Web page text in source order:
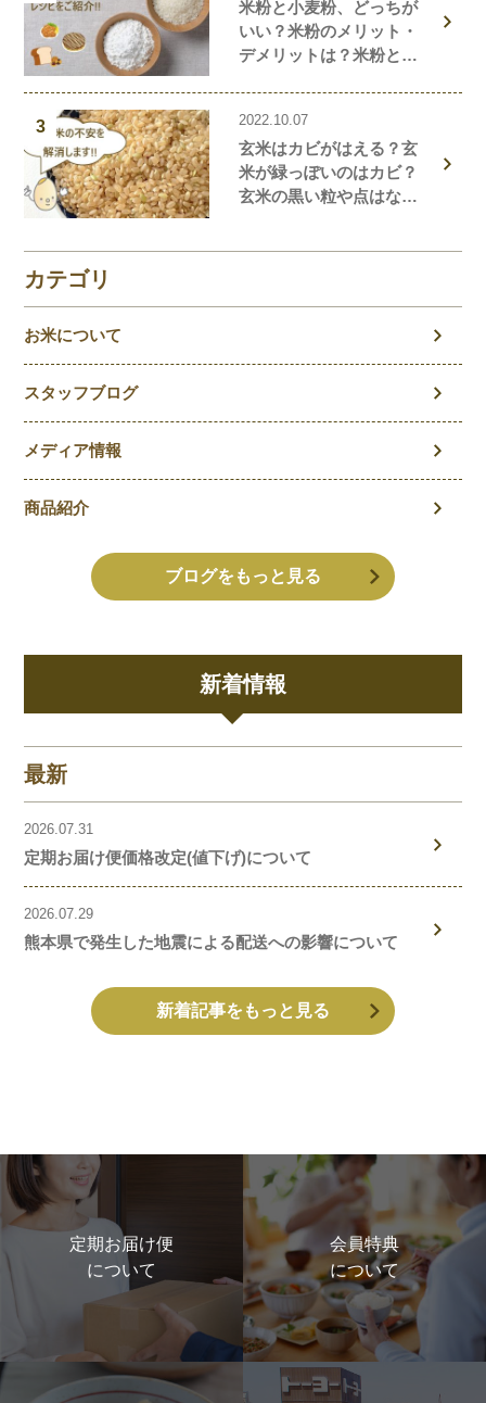
米粉と小麦粉、どっちが
いい？米粉のメリット・
デメリットは？米粉と小
や米粉の簡単レシピもご
紹介！
3 2022.10.07
玄米はカビがはえる？玄
米が緑っぽいのはカビ？
玄米の黒い粒や点はな
カテゴリ
お米について
スタッフブログ
メディア情報
商品紹介
ブログをもっと見る
新着情報
最新
2026.07.31
定期お届け便価格改定(値下げ)について
2026.07.29
熊本県で発生した地震による配送への影響について
新着記事をもっと見る
定期お届け便
について
会員特典
について